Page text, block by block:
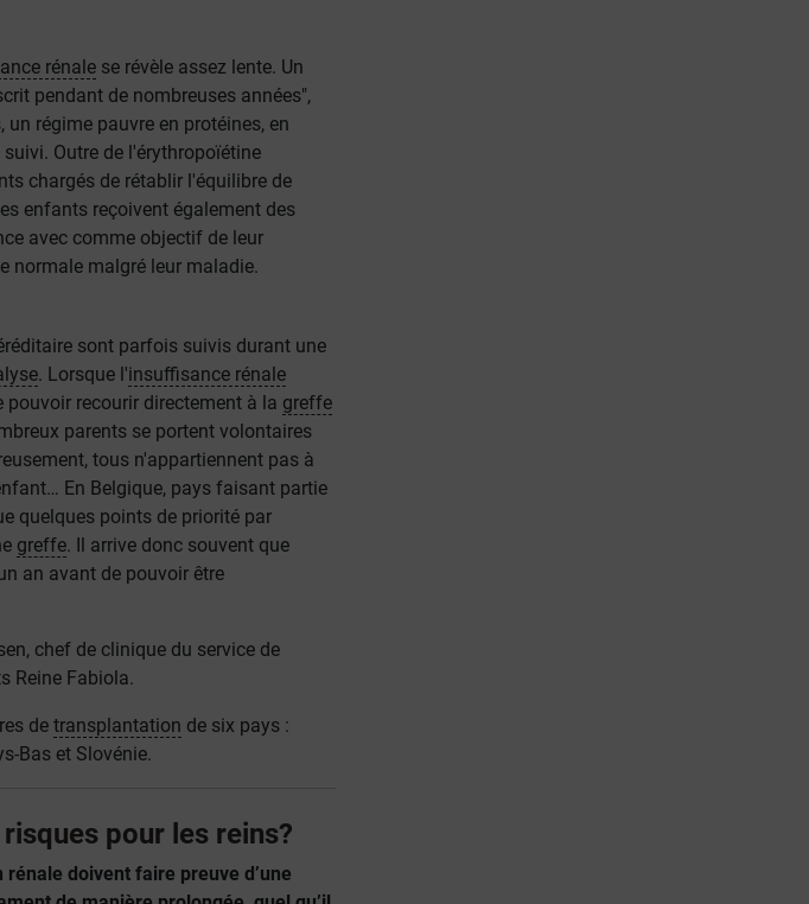
rénalese révèle assez lente. Un
pendant de nombreuses années",
régime pauvre en protéines, en
Outre de l'érythropoïétine
chargés de rétablir l'équilibre de
enfants reçoivent également des
avec comme objectif de leur
normale malgré leur maladie.
sont parfois suivis durant une
. Lorsque l'insuffisance rénale
recourir directement à la greffe
parents se portent volontaires
tous n'appartiennent pas à
En Belgique, pays faisant partie
quelques points de priorité par
greffe. Il arrive donc souvent que
an avant de pouvoir être
chef de clinique du service de
Reine Fabiola.
de transplantation de six pays :
Bas et Slovénie.
pour les reins?
doivent faire preuve d’une